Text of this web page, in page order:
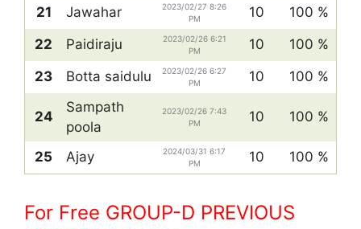
21
Jawahar
2023/02/27 8:26
PM
10
100 %
22
Paidiraju
2023/02/26 6:21
PM
10
100 %
23
Botta saidulu
2023/02/26 6:27
PM
10 100 %
24
Sampath
poola
2023/02/26 7:43
PM
10 100 %
25 Ajay
2024/03/31 6:17
PM
10 100 %
For Free GROUP-D PREVIOUS